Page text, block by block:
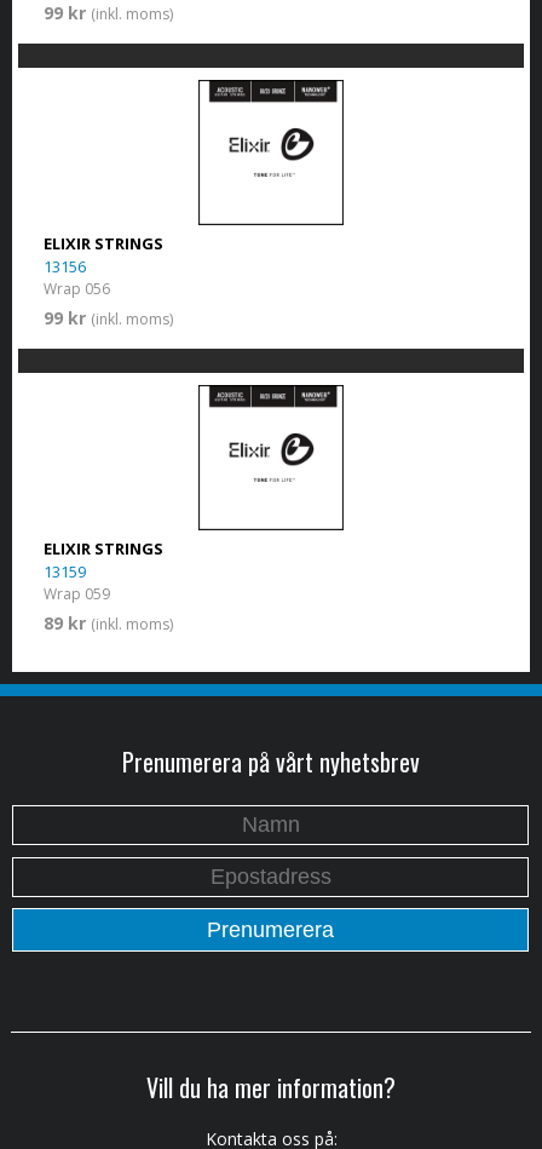
99 kr (inkl. moms)
ELIXIR STRINGS
13156
Wrap 056
99 kr (inkl. moms)
ELIXIR STRINGS
13159
Wrap 059
89 kr (inkl. moms)
Prenumerera på vårt nyhetsbrev
Vill du ha mer information?
Kontakta oss på: